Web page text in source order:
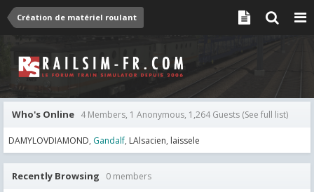
Création de matériel roulant
Who's Online 4 Members, 1 Anonymous, 1,264 Guests (See full list)
DAMYLOVDIAMOND Gandalf LAlsacien laissele
Recently Browsing 0 members